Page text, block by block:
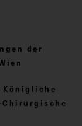
der
Königliche